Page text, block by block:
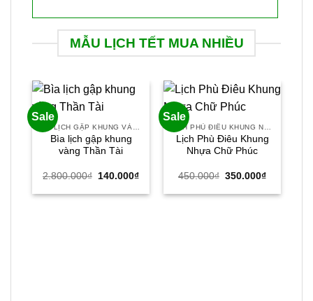
MẪU LỊCH TẾT MUA NHIỀU
Sale
Bìa lịch gập khung
vàng Thần Tài
2.800.000₫
Giá
là:
140.000₫Giá
tại
Sale
Lịch Phù Điêu Khung
Nhựa Chữ Phúc
450.000₫ Giá
là:
350.000₫Giá
tại